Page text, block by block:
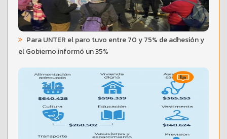
Para UNTER el paro tuvo entre 70 y 75% de adhesión y
el Gobierno informó un 35%